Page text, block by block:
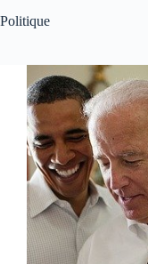
Politique